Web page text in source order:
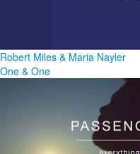
Robert Miles & Maria Nayler
One & One